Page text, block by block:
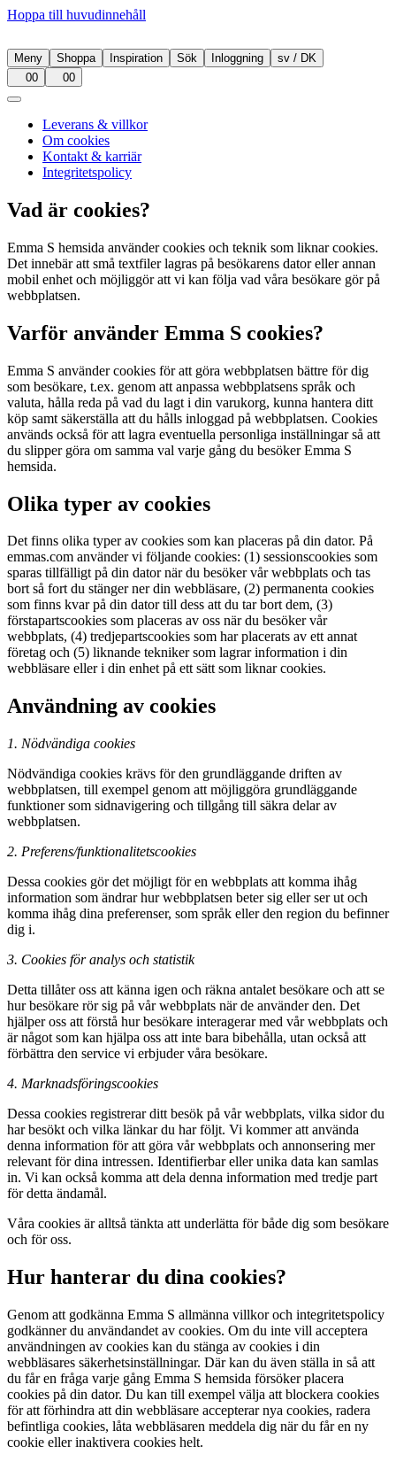
Hoppa till huvudinnehåll
Meny Shoppa Inspiration Sök Inloggning sv / DK
00
00
Leverans & villkor
Om cookies
Kontakt & karriär
Integritetspolicy
Vad är cookies?
Emma S hemsida använder cookies och teknik som liknar cookies.
Det innebär att små textfiler lagras på besökarens dator eller annan
mobil enhet och möjliggör att vi kan följa vad våra besökare gör på
webbplatsen.
Varför använder Emma S cookies?
Emma S använder cookies för att göra webbplatsen bättre för dig
som besökare, t.ex. genom att anpassa webbplatsens språk och
valuta, hålla reda på vad du lagt i din varukorg, kunna hantera ditt
köp samt säkerställa att du hålls inloggad på webbplatsen. Cookies
används också för att lagra eventuella personliga inställningar så att
du slipper göra om samma val varje gång du besöker Emma S
hemsida.
Olika typer av cookies
Det finns olika typer av cookies som kan placeras på din dator. På
emmas.com använder vi följande cookies: (1) sessionscookies som
sparas tillfälligt på din dator när du besöker vår webbplats och tas
bort så fort du stänger ner din webbläsare, (2) permanenta cookies
som finns kvar på din dator till dess att du tar bort dem, (3)
förstapartscookies som placeras av oss när du besöker vår
webbplats, (4) tredjepartscookies som har placerats av ett annat
företag och (5) liknande tekniker som lagrar information i din
webbläsare eller i din enhet på ett sätt som liknar cookies.
Användning av cookies
1. Nödvändiga cookies
Nödvändiga cookies krävs för den grundläggande driften av
webbplatsen, till exempel genom att möjliggöra grundläggande
funktioner som sidnavigering och tillgång till säkra delar av
webbplatsen.
2. Preferens/funktionalitetscookies
Dessa cookies gör det möjligt för en webbplats att komma ihåg
information som ändrar hur webbplatsen beter sig eller ser ut och
komma ihåg dina preferenser, som språk eller den region du befinner
dig i.
3. Cookies för analys och statistik
Detta tillåter oss att känna igen och räkna antalet besökare och att se
hur besökare rör sig på vår webbplats när de använder den. Det
hjälper oss att förstå hur besökare interagerar med vår webbplats och
är något som kan hjälpa oss att inte bara bibehålla, utan också att
förbättra den service vi erbjuder våra besökare.
4. Marknadsföringscookies
Dessa cookies registrerar ditt besök på vår webbplats, vilka sidor du
har besökt och vilka länkar du har följt. Vi kommer att använda
denna information för att göra vår webbplats och annonsering mer
relevant för dina intressen. Identifierbar eller unika data kan samlas
in. Vi kan också komma att dela denna information med tredje part
för detta ändamål.
Våra cookies är alltså tänkta att underlätta för både dig som besökare
och för oss.
Hur hanterar du dina cookies?
Genom att godkänna Emma S allmänna villkor och integritetspolicy
godkänner du användandet av cookies. Om du inte vill acceptera
användningen av cookies kan du stänga av cookies i din
webbläsares säkerhetsinställningar. Där kan du även ställa in så att
du får en fråga varje gång Emma S hemsida försöker placera
cookies på din dator. Du kan till exempel välja att blockera cookies
för att förhindra att din webbläsare accepterar nya cookies, radera
befintliga cookies, låta webbläsaren meddela dig när du får en ny
cookie eller inaktivera cookies helt.